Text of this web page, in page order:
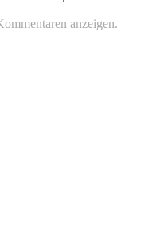
anzeigen.